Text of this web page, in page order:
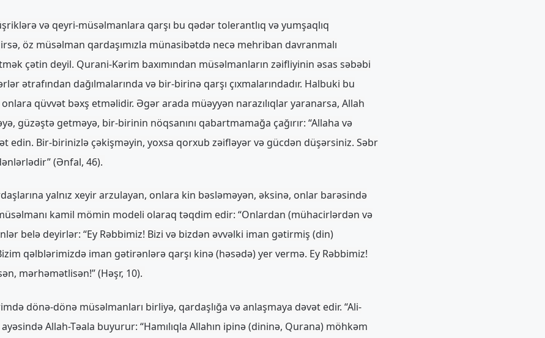
və qeyri-müsəlmanlara qarşı bu qədər tolerantlıq və yumşaqlıq
öz müsəlman qardaşımızla münasibətdə necə mehriban davranmalı
çətin deyil. Qurani-Kərim baxımından müsəlmanların zəifliyinin əsas səbəbi
ətrafından dağılmalarında və bir-birinə qarşı çıxmalarındadır. Halbuki bu
qüvvət bəxş etməlidir. Əgər arada müəyyən narazılıqlar yaranarsa, Allah
güzəştə getməyə, bir-birinin nöqsanını qabartmamağa çağırır: “Allaha və
edin. Bir-birinizlə çəkişməyin, yoxsa qorxub zəifləyər və gücdən düşərsiniz. Səbr
(Ənfal, 46).
yalnız xeyir arzulayan, onlara kin bəsləməyən, əksinə, onlar barəsində
kamil mömin modeli olaraq təqdim edir: “Onlardan (mühacirlərdən və
belə deyirlər: “Ey Rəbbimiz! Bizi və bizdən əvvəlki iman gətirmiş (din)
qəlblərimizdə iman gətirənlərə qarşı kinə (həsədə) yer vermə. Ey Rəbbimiz!
mərhəmətlisən!” (Həşr, 10).
dönə-dönə müsəlmanları birliyə, qardaşlığa və anlaşmaya dəvət edir. “Ali-
Allah-Təala buyurur: “Hamılıqla Allahın ipinə (dininə, Qurana) möhkəm